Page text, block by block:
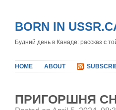
BORN IN
Будний день в Канаде: рассказ с
HOME ABOUT
ПРИГОРШНЯ